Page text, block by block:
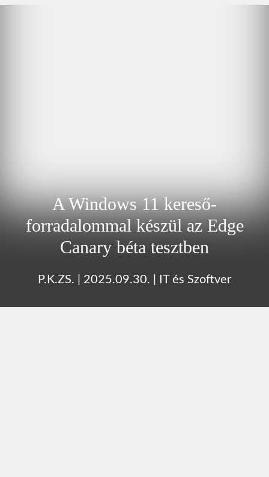
A Windows 11 kereső-
forradalommal készül az Edge
Canary béta tesztben
P.K.ZS. 2025.09.30. IT és Szoftver